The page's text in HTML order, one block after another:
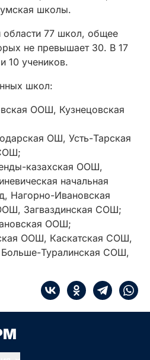
школы.
77 школ, общее
не превышает 30. В 17
10 учеников.
школ:
ООШ, Кузнецовская
ОШ, Усть-Тарская
казахская ООШ,
начальная
Нагорно-Ивановская
Загваздинская СОШ;
ООШ;
ООШ, Каскатская СОШ,
Туралинская СОШ,